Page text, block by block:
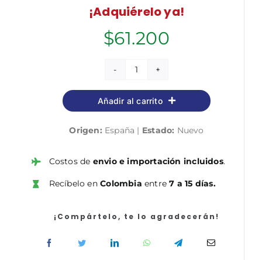
¡Adquiérelo ya!
$61.200
Manual.
Cálculo
de
de
Seguridad
(UF0342)
Certificados
profesionalidad.
Añadir al carrito
Origen: España | Estado: Nuevo
Costos de envio e importación incluidos.
Recíbelo enColombia entre7 a 15 días.
¡Compártelo, te lo agradecerán!